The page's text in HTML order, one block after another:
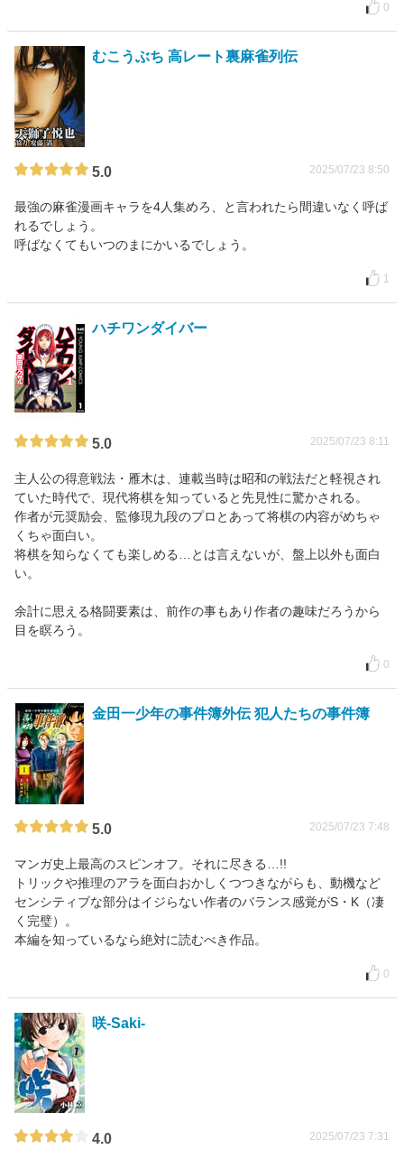
0
むこうぶち 高レート裏麻雀列伝
5.0 2025/07/23 8:50
最強の麻雀漫画キャラを4人集めろ、と言われたら間違いなく呼ば
れるでしょう。
呼ばなくてもいつのまにかいるでしょう。
1
ハチワンダイバー
5.0 2025/07/23 8:11
主人公の得意戦法・雁木は、連載当時は昭和の戦法だと軽視され
ていた時代で、現代将棋を知っていると先見性に驚かされる。
作者が元奨励会、監修現九段のプロとあって将棋の内容がめちゃ
くちゃ面白い。
将棋を知らなくても楽しめる…とは言えないが、盤上以外も面白
い。
余計に思える格闘要素は、前作の事もあり作者の趣味だろうから
目を瞑ろう。
0
金田一少年の事件簿外伝 犯人たちの事件簿
5.0 2025/07/23 7:48
マンガ史上最高のスピンオフ。それに尽きる…!!
トリックや推理のアラを面白おかしくつつきながらも、動機など
センシティブな部分はイジらない作者のバランス感覚がS・K（凄
く完璧）。
本編を知っているなら絶対に読むべき作品。
0
咲-Saki-
4.0 2025/07/23 7:31